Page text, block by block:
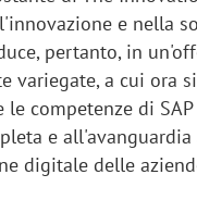
e nella
pertanto, in
variegate, a cui ora
le competenze di
e
digitale delle